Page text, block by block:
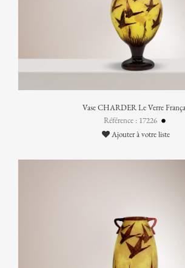
Vase CHARDER Le Verre
Référence : 17226
Ajouter à votre liste